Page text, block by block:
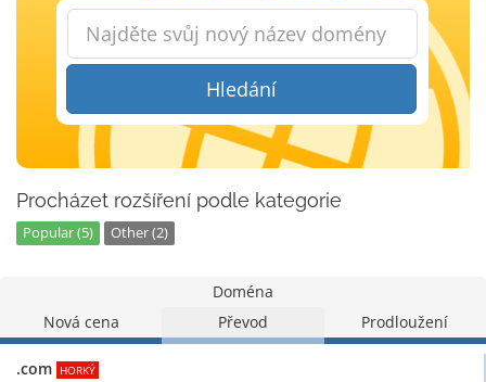
Hledání
Procházet rozšíření podle kategorie
Popular (5) Other (2)
Doména
Nová cena
Převod Prodloužení
.com HORKÝ